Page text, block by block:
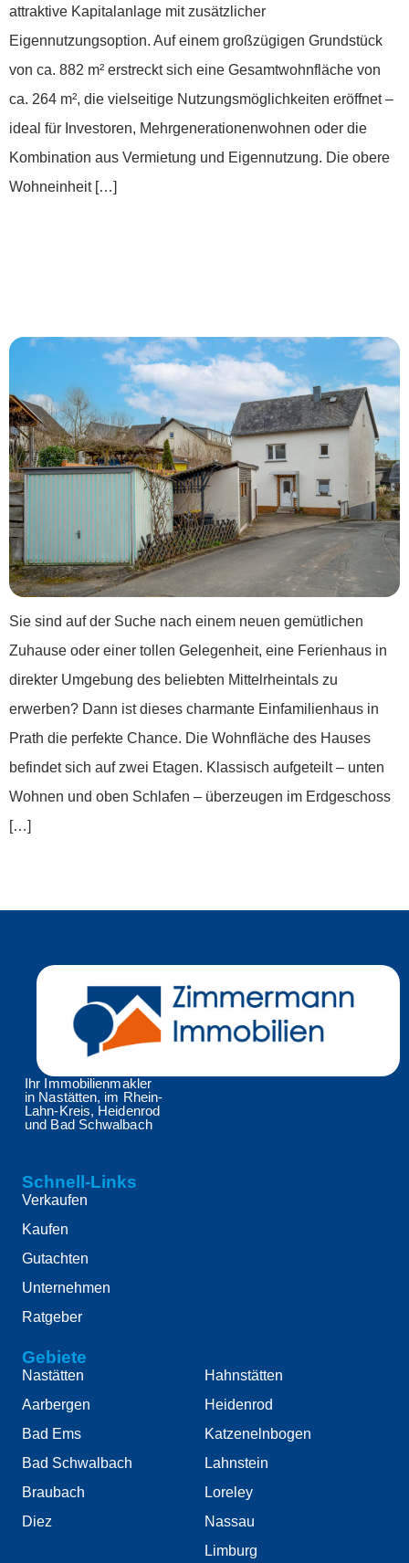
attraktive Kapitalanlage mit zusätzlicher
Eigennutzungsoption. Auf einem großzügigen Grundstück
von ca. 882 m² erstreckt sich eine Gesamtwohnfläche von
ca. 264 m², die vielseitige Nutzungsmöglichkeiten eröffnet –
ideal für Investoren, Mehrgenerationenwohnen oder die
Kombination aus Vermietung und Eigennutzung. Die obere
Wohneinheit […]
Sie sind auf der Suche nach einem neuen gemütlichen
Zuhause oder einer tollen Gelegenheit, eine Ferienhaus in
direkter Umgebung des beliebten Mittelrheintals zu
erwerben? Dann ist dieses charmante Einfamilienhaus in
Prath die perfekte Chance. Die Wohnfläche des Hauses
befindet sich auf zwei Etagen. Klassisch aufgeteilt – unten
Wohnen und oben Schlafen – überzeugen im Erdgeschoss
[…]
Ihr Immobilienmakler
in Nastätten, im Rhein-
Lahn-Kreis, Heidenrod
und Bad Schwalbach
Schnell-Links
Verkaufen
Kaufen
Gutachten
Unternehmen
Ratgeber
Gebiete
Nastätten
Aarbergen
Bad Ems
Bad Schwalbach
Braubach
Diez
Hahnstätten
Heidenrod
Katzenelnbogen
Lahnstein
Loreley
Nassau
Limburg